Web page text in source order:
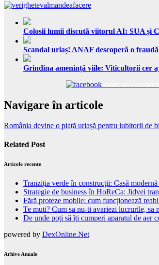
Colosii lumii discută viitorul AI: SUA și
Scandal uriaș! ANAF descoperă o
Grindina amenință viile: Viticultorii cer
Navigare în articole
România devine o piață uriașă pentru iubitorii de
Related Post
Articole recente
Tranziția verde în construcții: Casă
Strategie de business în HoReCa: Jidvei
Fără proteze mobile: cum funcționează
Te muti? Cum sa nu-ti avariezi lucrurile, sa
De unde poți să îți cumperi aparatul de aer
powered by DexOnline.Net
Arhive Anuale